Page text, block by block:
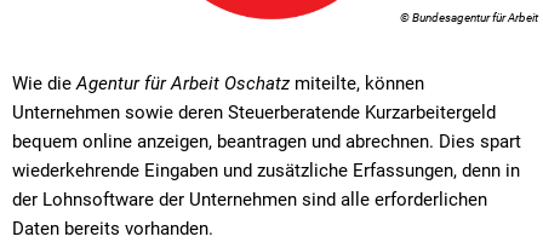
© Bundesagentur für Arbeit
Wie die Agentur für Arbeit Oschatz miteilte, können
Unternehmen sowie deren Steuerberatende Kurzarbeitergeld
bequem online anzeigen, beantragen und abrechnen. Dies spart
wiederkehrende Eingaben und zusätzliche Erfassungen, denn in
der Lohnsoftware der Unternehmen sind alle erforderlichen
Daten bereits vorhanden.